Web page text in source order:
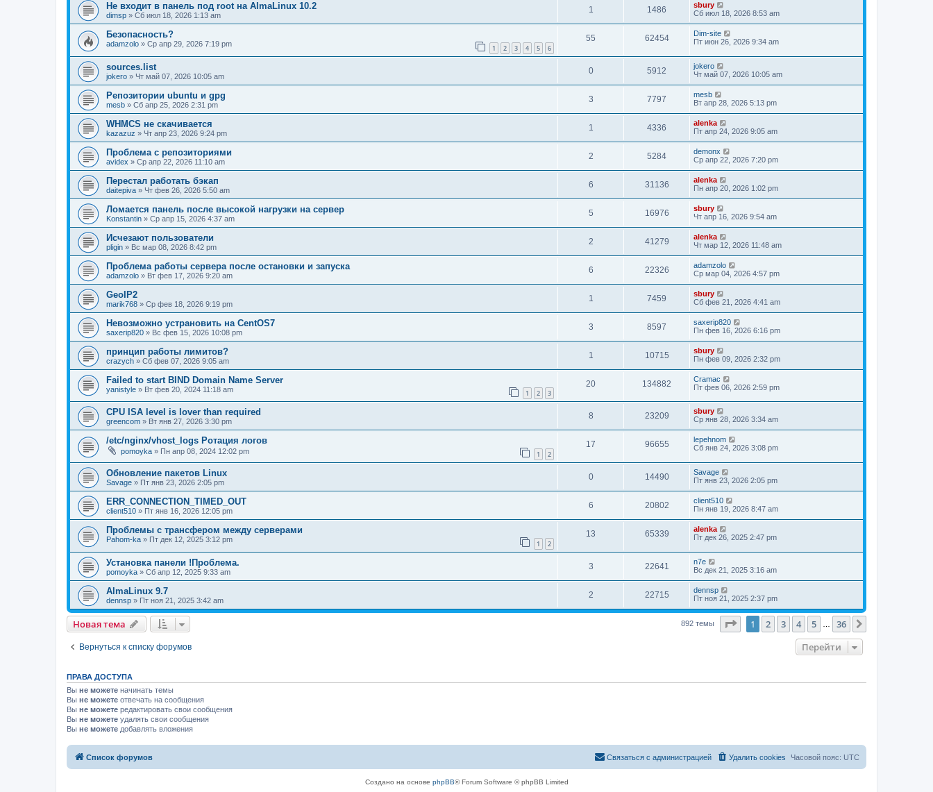
Не входит в панель под root на AlmaLinux 10.2
dimsp » Сб июл 18, 2026 1:13 am
1 1486
sbury
Сб июл 18, 2026 8:53 am
Безопасность?
adamzolo » Ср апр 29, 2026 7:19 pm 1 2 3 4 5 6
55 62454
Dim-site
Пт июн 26, 2026 9:34 am
sources.list
jokero » Чт май 07, 2026 10:05 am
0 5912
jokero
Чт май 07, 2026 10:05 am
Репозитории ubuntu и gpg
mesb » Сб апр 25, 2026 2:31 pm
3 7797
mesb
Вт апр 28, 2026 5:13 pm
WHMCS не скачивается
kazazuz » Чт апр 23, 2026 9:24 pm
1 4336
alenka
Пт апр 24, 2026 9:05 am
Проблема с репозиториями
avidex » Ср апр 22, 2026 11:10 am
2 5284
demonx
Ср апр 22, 2026 7:20 pm
Перестал работать бэкап
daitepiva » Чт фев 26, 2026 5:50 am
6 31136
alenka
Пн апр 20, 2026 1:02 pm
Ломается панель после высокой нагрузки на сервер
Konstantin » Ср апр 15, 2026 4:37 am
5 16976
sbury
Чт апр 16, 2026 9:54 am
Исчезают пользователи
pligin » Вс мар 08, 2026 8:42 pm
2 41279
alenka
Чт мар 12, 2026 11:48 am
Проблема работы сервера после остановки и запуска
adamzolo » Вт фев 17, 2026 9:20 am
6 22326
adamzolo
Ср мар 04, 2026 4:57 pm
GeoIP2
marik768 » Ср фев 18, 2026 9:19 pm
1 7459
sbury
Сб фев 21, 2026 4:41 am
Невозможно устрановить на CentOS7
saxerip820 » Вс фев 15, 2026 10:08 pm
3 8597
saxerip820
Пн фев 16, 2026 6:16 pm
принцип работы лимитов?
crazych » Сб фев 07, 2026 9:05 am
1 10715
sbury
Пн фев 09, 2026 2:32 pm
Failed to start BIND Domain Name Server
yanistyle » Вт фев 20, 2024 11:18 am 1 2 3
20 134882
Cramac
Пт фев 06, 2026 2:59 pm
CPU ISA level is lover than required
greencom » Вт янв 27, 2026 3:30 pm
8 23209
sbury
Ср янв 28, 2026 3:34 am
/etc/nginx/vhost_logs Ротация логов
pomoyka » Пн апр 08, 2024 12:02 pm 1 2
17 96655
lepehnom
Сб янв 24, 2026 3:08 pm
Обновление пакетов Linux
Savage » Пт янв 23, 2026 2:05 pm
0 14490
Savage
Пт янв 23, 2026 2:05 pm
ERR_CONNECTION_TIMED_OUT
client510 » Пт янв 16, 2026 12:05 pm
6 20802
client510
Пн янв 19, 2026 8:47 am
Проблемы с трансфером между серверами
Pahom-ka » Пт дек 12, 2025 3:12 pm 1 2
13 65339
alenka
Пт дек 26, 2025 2:47 pm
Установка панели !Проблема.
pomoyka » Сб апр 12, 2025 9:33 am
3 22641
n7e
Вс дек 21, 2025 3:16 am
AlmaLinux 9.7
dennsp » Пт ноя 21, 2025 3:42 am
2 22715
dennsp
Пт ноя 21, 2025 2:37 pm
Новая тема 892 темы Страница1 из 36
1 2 3 4 5 36
Вернуться к списку форумов Перейти
ПРАВА ДОСТУПА
Вы не можете начинать темы
Вы не можете отвечать на сообщения
Вы не можете редактировать свои сообщения
Вы не можете удалять свои сообщения
Вы не можете добавлять вложения
Список форумов Часовой пояс: UTC
Удалить cookies
Связаться с администрацией
Создано на основе phpBB® Forum Software © phpBB Limited